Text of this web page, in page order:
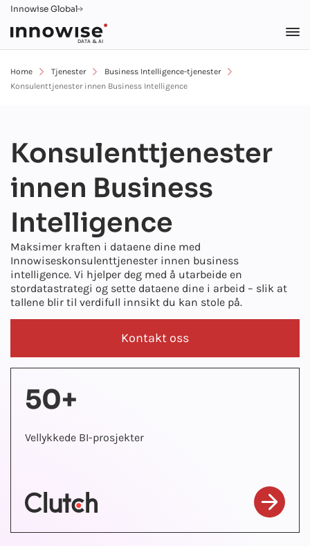
Innowise Global
DATA & AI
Home Tjenester
Business Intelligence-tjenester
Konsulenttjenester innen Business Intelligence
Konsulenttjenester
innen Business
Intelligence
Maksimer kraften i dataene dine med
Innowiseskonsulenttjenester innen business
intelligence. Vi hjelper deg med å utarbeide en
stordatastrategi og sette dataene dine i arbeid – slik at
tallene blir til verdifull innsikt du kan stole på.
Kontakt oss
50+
Vellykkede BI-prosjekter